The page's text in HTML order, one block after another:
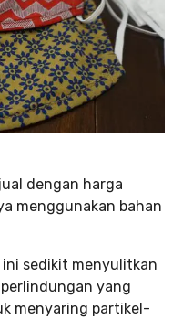
dengan harga
menggunakan bahan
sedikit menyulitkan
yang
menyaring partikel-